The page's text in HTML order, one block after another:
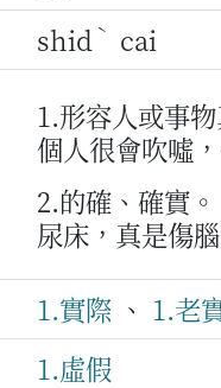
shid ˋ cai
1.形容人或事
個人很會吹噓
2.的確、確實。
尿床，真是傷腦
1.實際 、 1.老
1.虛假